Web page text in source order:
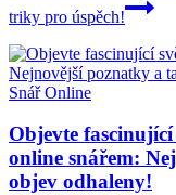
triky pro úspěch!
Snář Online
Objevte
online snářem:
objev odhaleny!